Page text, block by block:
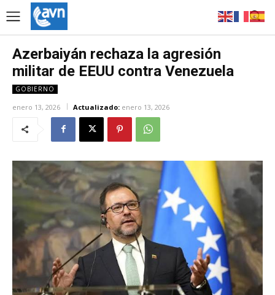
Azerbaiyán rechaza la agresión
militar de EEUU contra Venezuela
GOBIERNO
enero 13, 2026 Actualizado: enero 13, 2026